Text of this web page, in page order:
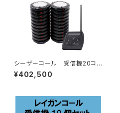
シーザーコール 受信機20コセ
ット
¥402,500